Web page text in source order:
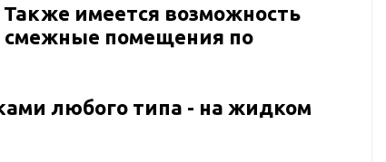
имеется возможность
смежные помещения по
любого типа - на жидком